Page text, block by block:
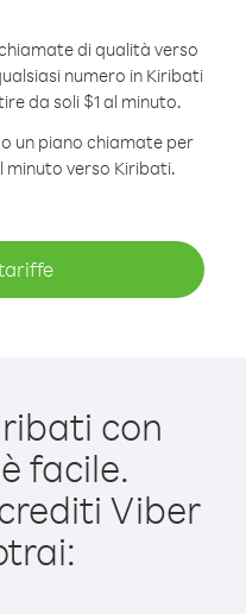
di qualità verso
numero in Kiribati
da soli $1 al minuto.
un piano chiamate per
verso Kiribati.
con
facile.
Viber